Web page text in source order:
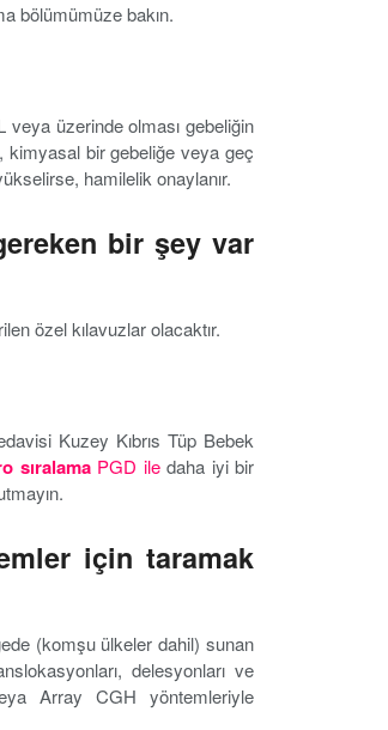
bölümümüze bakın.
üzerinde olması gebeliğin
kimyasal bir gebeliğe veya geç
hamilelik onaylanır.
bir şey var
özel kılavuzlar olacaktır.
Kuzey Kıbrıs Tüp Bebek
sıralama PGD iledaha iyi bir
için taramak
(komşu ülkeler dahil) sunan
delesyonları ve
Array CGH yöntemleriyle